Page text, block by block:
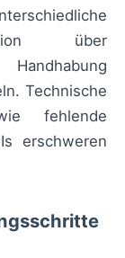
über
Technische
fehlende
erschweren